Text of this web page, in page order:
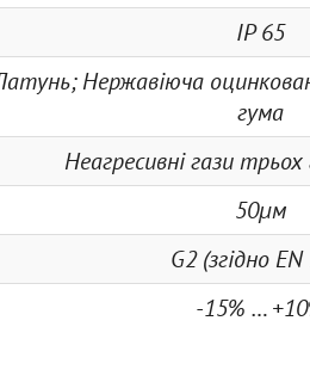
IP 65
Нержавіюча
гума
Неагресивні гази трьох
50µм
G2 (згідно
-15% …